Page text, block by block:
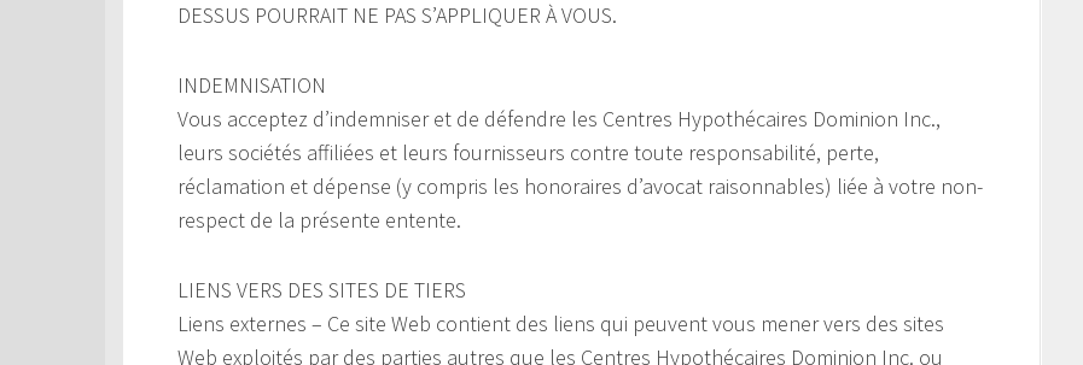
DESSUS POURRAIT NE PAS S’APPLIQUER À VOUS.
INDEMNISATION
Vous acceptez d’indemniser et de défendre les Centres Hypothécaires Dominion Inc.,
leurs sociétés affiliées et leurs fournisseurs contre toute responsabilité, perte,
réclamation et dépense (y compris les honoraires d’avocat raisonnables) liée à votre non-
respect de la présente entente.
LIENS VERS DES SITES DE TIERS
Liens externes – Ce site Web contient des liens qui peuvent vous mener vers des sites
Web exploités par des parties autres que les Centres Hypothécaires Dominion Inc. ou